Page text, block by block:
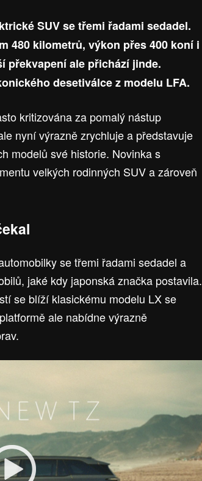
SUV se třemi řadami sedadel.
480 kilometrů, výkon přes 400 koní i
překvapení ale přichází jinde.
desetiválce z modelu LFA.
kritizována za pomalý nástup
nyní výrazně zrychluje a představuje
modelů své historie. Novinka s
velkých rodinných SUV a zároveň
se třemi řadami sedadel a
jaké kdy japonská značka postavila.
se blíží klasickému modelu LX se
ale nabídne výrazně